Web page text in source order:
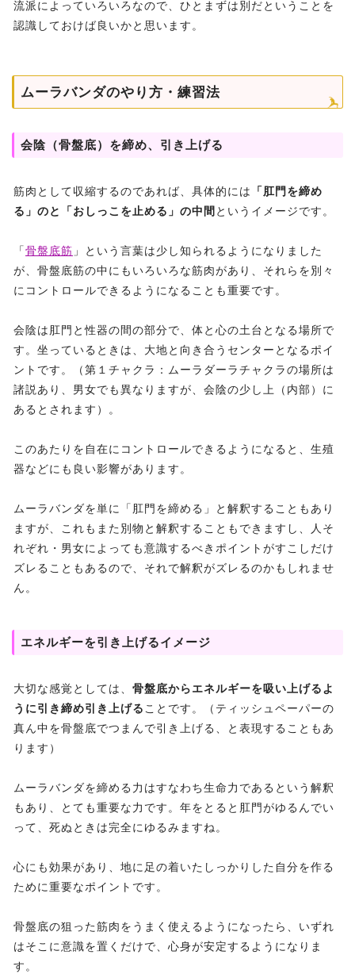
流派によっていろいろなので、ひとまずは別だということを
認識しておけば良いかと思います。
ムーラバンダのやり方・練習法
会陰（骨盤底）を締め、引き上げる
筋肉として収縮するのであれば、具体的には
「肛門を締め
る」のと「おしっこを止める」の中間 というイメージです。
「骨盤底筋 」という言葉は少し知られるようになりました
が、骨盤底筋の中にもいろいろな筋肉があり、それらを別々
にコントロールできるようになることも重要です。
会陰は肛門と性器の間の部分で、体と心の土台となる場所で
す。坐っているときは、大地と向き合うセンターとなるポイ
ントです。（第１チャクラ：ムーラダーラチャクラの場所は
諸説あり、男女でも異なりますが、会陰の少し上（内部）に
あるとされます）。
このあたりを自在にコントロールできるようになると、生殖
器などにも良い影響があります。
ムーラバンダを単に「肛門を締める」と解釈することもあり
ますが、これもまた別物と解釈することもできますし、人そ
れぞれ・男女によっても意識するべきポイントがすこしだけ
ズレることもあるので、それで解釈がズレるのかもしれませ
ん。
エネルギーを引き上げるイメージ
大切な感覚としては、 骨盤底からエネルギーを吸い上げるよ
うに引き締め引き上げることです。（ティッシュペーパーの
真ん中を骨盤底でつまんで引き上げる、と表現することもあ
ります）
ムーラバンダを締める力はすなわち生命力であるという解釈
もあり、とても重要な力です。年をとると肛門がゆるんでい
って、死ぬときは完全にゆるみますね。
心にも効果があり、地に足の着いたしっかりした自分を作る
ために重要なポイントです。
骨盤底の狙った筋肉をうまく使えるようになったら、いずれ
はそこに意識を置くだけで、心身が安定するようになりま
す。